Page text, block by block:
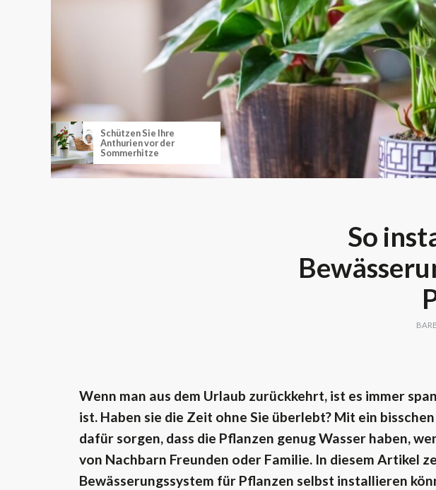
Schützen Sie Ihre
Anthurien vor der
Sommerhitze
So
Wenn man aus dem Urlaub zurückkehrt, ist es immer
ist. Haben sie die Zeit ohne Sie überlebt? Mit ein
dafür sorgen, dass die Pflanzen genug Wasser haben,
von Nachbarn Freunden oder Familie. In diesem Artikel
Bewässerungssystem für Pflanzen selbst installieren